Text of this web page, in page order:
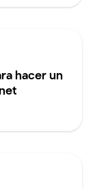
hacer un